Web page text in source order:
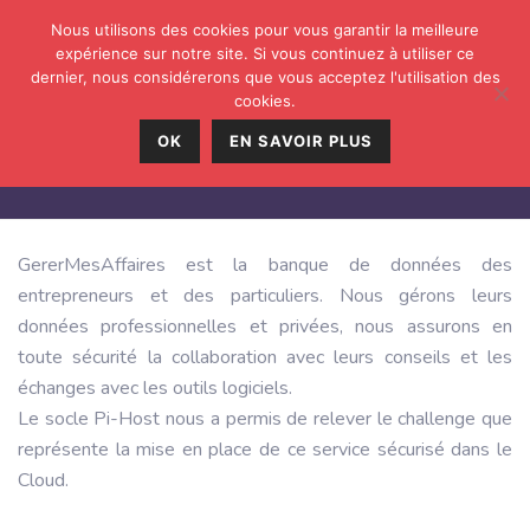
GERERMESAFFAIRES
GererMesAffaires est la banque de données des
entrepreneurs et des particuliers. Nous gérons leurs
données professionnelles et privées, nous assurons en
toute sécurité la collaboration avec leurs conseils et les
échanges avec les outils logiciels.
Le socle Pi-Host nous a permis de relever le challenge que
représente la mise en place de ce service sécurisé dans le
Cloud.
Nous utilisons des cookies pour vous garantir la meilleure
expérience sur notre site. Si vous continuez à utiliser ce
dernier, nous considérerons que vous acceptez l'utilisation des
cookies.
OK EN SAVOIR PLUS